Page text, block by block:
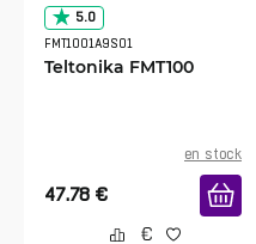
5.0
FMT1001A9S01
Teltonika FMT100
en stock
47.78 €